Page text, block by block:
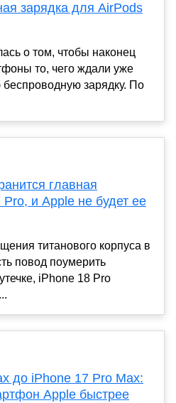
зарядка для AirPods
о том, чтобы наконец
то, чего ждали уже
зарядку. По
главная
и Apple не будет ее
титанового корпуса в
повод поумерить
iPhone 18 Pro
до iPhone 17 Pro Max:
Apple быстрее